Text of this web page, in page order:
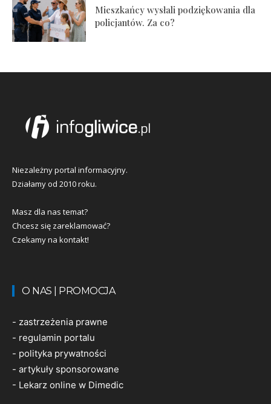
Mieszkańcy wysłali podziękowania dla
policjantów. Za co?
Niezależny portal informacyjny.
Działamy od 2010 roku.
Masz dla nas temat?
Chcesz się zareklamować?
Czekamy na kontakt!
O NAS | PROMOCJA
- zastrzeżenia prawne
- regulamin portalu
- polityka prywatności
- artykuły sponsorowane
- Lekarz online w Dimedic